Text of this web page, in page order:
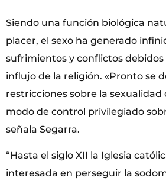
Siendo una función biológica
placer, el sexo ha generado
sufrimientos y conflictos
influjo de la religión. «Pronto se
restricciones sobre la
modo de control privilegiado
señala Segarra.
“Hasta el siglo XII la Iglesia
interesada en perseguir la